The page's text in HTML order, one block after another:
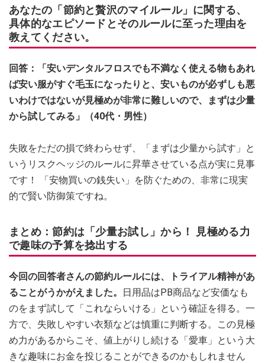
あなたの「節約と贅沢のマイルール」に関する、
具体的なエピソードとそのルールに至った理由を
教えてください。
回答：「安いデンタルフロスでも不満なく使える物もあれ
ば安い服がすぐ毛玉になったりと、安いものが必ずしも悪
いわけではないが見極めが非常に難しいので、まずは少量
から試してみる」（40代・男性）
失敗をただの損で終わらせず、「まずは少量から試す」と
いうリスクヘッジのルールに昇華させている点が実に見事
です！ 「安物買いの銭失い」を防ぐための、非常に現実
的で賢い防御策ですね。
まとめ：節約は「少量お試し」から！ 見極める力
で趣味の予算を捻出する
今回の回答者さんの節約ルールには、トライアル精神があ
ることがうかがえました。
日用品はPB商品など安価なも
のをまず試して「これならいける」という確証を得る。一
方で、失敗しやすい衣類などは慎重に判断する。この見極
め力があるからこそ、値上がりし続ける「愛車」という大
きな趣味にお金を投じることができるのかもしれません